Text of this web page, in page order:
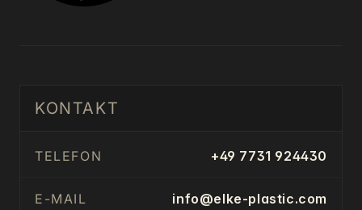
KONTAKT
TELEFON +49 7731 924430
E-MAIL info@elke-plastic.com